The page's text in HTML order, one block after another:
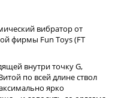
вибратор от
фирмы Fun Toys (FT
внутри точку G,
по всей длине ствол
ярко